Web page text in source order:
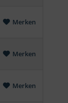
Merken
Merken
Merken